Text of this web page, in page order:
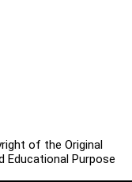
of the Original
Educational Purpose